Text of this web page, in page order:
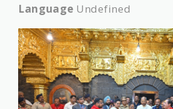
Language Undefined